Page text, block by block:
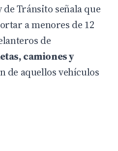
Tránsito señala que
a menores de 12
de
camiones y
de aquellos vehículos